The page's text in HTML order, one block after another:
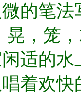
的笔
晃，笼
适的
着欢